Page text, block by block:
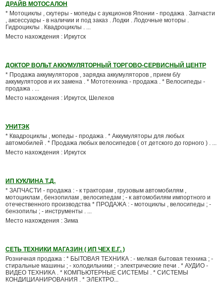
ДРАЙВ МОТОСАЛОН
* Мотоциклы , скутеры - мопеды с аукционов Японии - продажа . Запчасти
, аксессуары - в наличии и под заказ . Лодки . Лодочные моторы .
Гидроциклы . Квадроциклы . ...
Место нахождения : Иркутск
ДОКТОР ВОЛЬТ АККУМУЛЯТОРНЫЙ ТОРГОВО-СЕРВИСНЫЙ ЦЕНТР
* Продажа аккумуляторов , зарядка аккумуляторов , прием б/у
аккумуляторов и их замена . * Мототехника - продажа . * Велосипеды -
продажа . ...
Место нахождения : Иркутск, Шелехов
УНИТЭК
* Квадроциклы , мопеды - продажа . * Аккумуляторы для любых
автомобилей . * Продажа любых велосипедов ( от детского до горного ) . ...
Место нахождения : Иркутск
ИП КУКЛИНА Т.Д.
* ЗАПЧАСТИ - продажа : - к тракторам , грузовым автомобилям ,
мотоциклам , бензопилам , велосипедам ; - к автомобилям импортного и
отечественного производства * ПРОДАЖА : - мотоциклы , велосипеды ; -
бензопилы ; - инструменты . ...
Место нахождения : Зима
СЕТЬ ТЕХНИКИ МАГАЗИН ( ИП ЧЕХ Е.Г. )
Розничная продажа : * БЫТОВАЯ ТЕХНИКА : - мелкая бытовая техника ; -
стиральные машины ; - холодильники ; - электрические печи . * АУДИО -
ВИДЕО ТЕХНИКА . * КОМПЬЮТЕРНЫЕ СИСТЕМЫ . * СИСТЕМЫ
КОНДИЦИАНИРОВАНИЯ . * ЭЛЕКТРО...